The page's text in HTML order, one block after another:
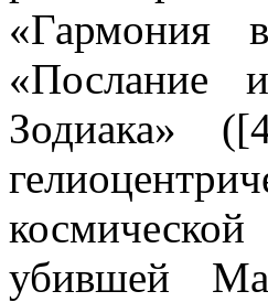
«Гармония
«Послание
Зодиака»
убившей